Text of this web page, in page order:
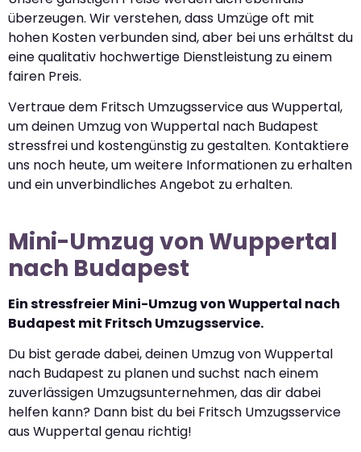
überzeugen. Wir verstehen, dass Umzüge oft mit
hohen Kosten verbunden sind, aber bei uns erhältst du
eine qualitativ hochwertige Dienstleistung zu einem
fairen Preis.
Vertraue dem Fritsch Umzugsservice aus Wuppertal,
um deinen Umzug von Wuppertal nach Budapest
stressfrei und kostengünstig zu gestalten. Kontaktiere
uns noch heute, um weitere Informationen zu erhalten
und ein unverbindliches Angebot zu erhalten.
Mini-Umzug von Wuppertal
nach Budapest
Ein stressfreier Mini-Umzug von Wuppertal nach
Budapest mit Fritsch Umzugsservice.
Du bist gerade dabei, deinen Umzug von Wuppertal
nach Budapest zu planen und suchst nach einem
zuverlässigen Umzugsunternehmen, das dir dabei
helfen kann? Dann bist du bei Fritsch Umzugsservice
aus Wuppertal genau richtig!